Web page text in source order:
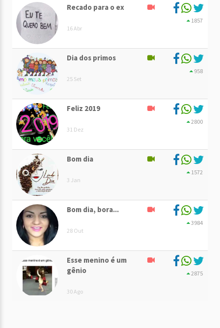
Recado para o ex
16 Abr
1857
Dia dos primos
25 Set
958
Feliz 2019
31 Dez
2800
Bom dia
3 Jan
1572
Bom dia, bora...
28 Out
3984
Esse menino é um
gênio
30 Ago
2875